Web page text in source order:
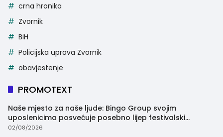
crna hronika
Zvornik
BiH
Policijska uprava Zvornik
obavjestenje
PROMOTEXT
Naše mjesto za naše ljude: Bingo Group svojim
uposlenicima posvećuje posebno lijep festivalski
trenutak
02/08/2026